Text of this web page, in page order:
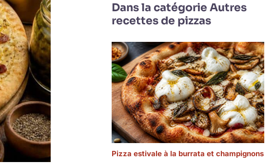
Dans la catégorie Autres
recettes de pizzas
Pizza estivale à la burrata et champignons